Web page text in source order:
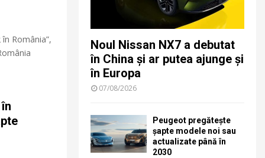
România”,
Noul Nissan NX7 a debutat
în China și ar putea ajunge și
în Europa
07/08/2026
Peugeot pregătește
șapte modele noi sau
actualizate până în
2030